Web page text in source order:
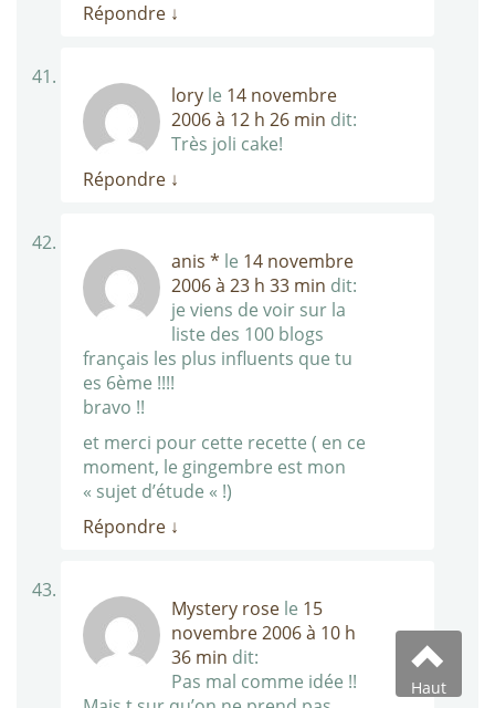
Répondre ↓
lory le 14 novembre
2006 à 12 h 26 min dit:
Très joli cake!
Répondre ↓
anis * le 14 novembre
2006 à 23 h 33 min dit:
je viens de voir sur la
liste des 100 blogs
français les plus influents que tu
es 6ème !!!!
bravo !!
et merci pour cette recette ( en ce
moment, le gingembre est mon
« sujet d’étude « !)
Répondre ↓
Mystery rose le 15
novembre 2006 à 10 h
36 min dit:
Pas mal comme idée !!
Haut